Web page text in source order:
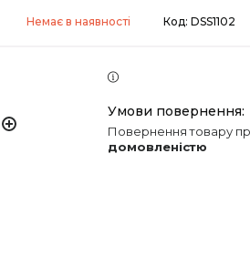
Немає в наявності Код: DSS1102
повернення товару
домовленістю